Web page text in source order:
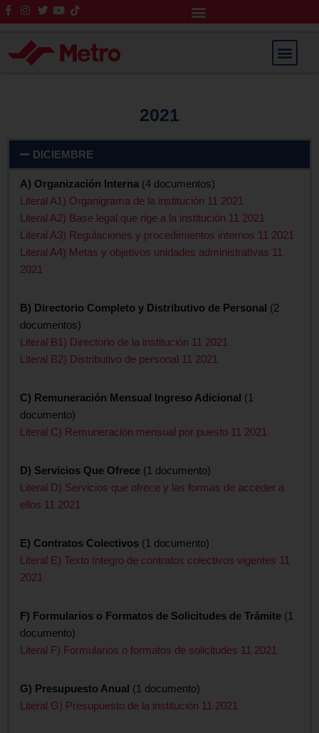
Saltar
al
2021
DICIEMBRE
A) Organización Interna (4 documentos)
Literal A1) Organigrama de la institución 11 2021
Literal A2) Base legal que rige a la institución 11 2021
Literal A3) Regulaciones y procedimientos internos 11 2021
Literal A4) Metas y objetivos unidades administrativas 11
2021
B) Directorio Completo y Distributivo de Personal (2
documentos)
Literal B1) Directorio de la institución 11 2021
Literal B2) Distributivo de personal 11 2021
C) Remuneración Mensual Ingreso Adicional (1
documento)
Literal C) Remuneración mensual por puesto 11 2021
D) Servicios Que Ofrece (1 documento)
Literal D) Servicios que ofrece y las formas de acceder a
ellos 11 2021
E) Contratos Colectivos (1 documento)
Literal E) Texto íntegro de contratos colectivos vigentes 11
2021
F) Formularios o Formatos de Solicitudes de Trámite (1
documento)
Literal F) Formularios o formatos de solicitudes 11 2021
G) Presupuesto Anual (1 documento)
Literal G) Presupuesto de la institución 11 2021